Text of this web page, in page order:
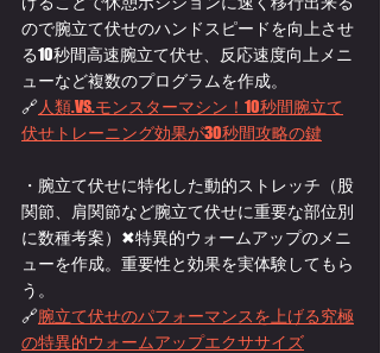
ので腕立て伏せのハンドスピードを向上させ
る10秒間高速腕立て伏せ、反応速度向上メニ
ューなど複数のプログラムを作成。
🔗人類.VS.モンスターマシン！10秒間腕立て
伏せトレーニング効果が30秒間攻略の鍵
・腕立て伏せに特化した動的ストレッチ（股
関節、肩関節など腕立て伏せに重要な部位別
に数種考案）✖特異的ウォームアップのメニ
ューを作成。重要性と効果を実体験してもら
う。
🔗腕立て伏せのパフォーマンスを上げる究極
の特異的ウォームアップエクササイズ